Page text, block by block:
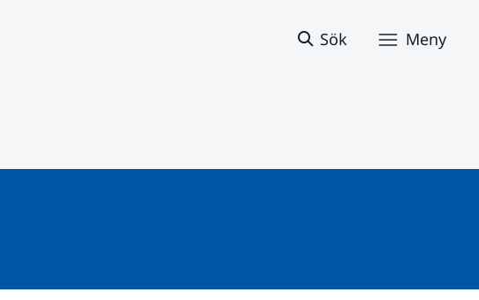
Sök Meny